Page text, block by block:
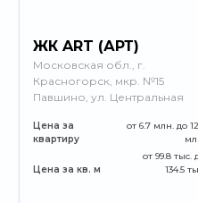
ЖК ART (АРТ)
Московская обл., г.
Красногорск, мкр. №15
Павшино, ул. Центральная
Цена за
квартиру
от 6.7 млн. до
Цена за кв. м
от 99.8 тыс.
134.5